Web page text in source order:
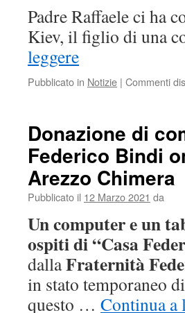
Padre Raffaele ci ha
Kiev, il figlio di una
leggere
Pubblicato in Notizie | Commenti
Donazione di
Federico Bindi
Arezzo Chimera
Pubblicato il 12 Marzo 2021 da
Un computer e un
ospiti di “Casa
dallaFraternità
in stato temporaneo
questo … Continua a